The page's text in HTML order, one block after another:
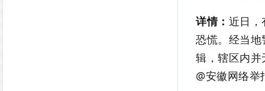
详情： 近日，
恐慌。经当地
辑，辖区内
@安徽网络举